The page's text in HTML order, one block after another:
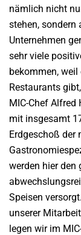
nämlich nicht
stehen, sondern
Unternehmen
sehr viele
bekommen,
Restaurants
MIC-Chef Alfred
mit insgesamt
Erdgeschoß der
werden hier den
Speisen
unserer
legen wir im